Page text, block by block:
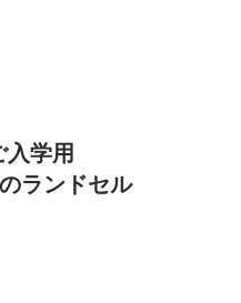
入学用
ランドセル